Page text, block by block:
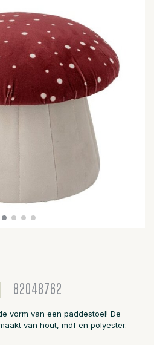
82048762
vorm van een paddestoel! De
van hout, mdf en polyester.